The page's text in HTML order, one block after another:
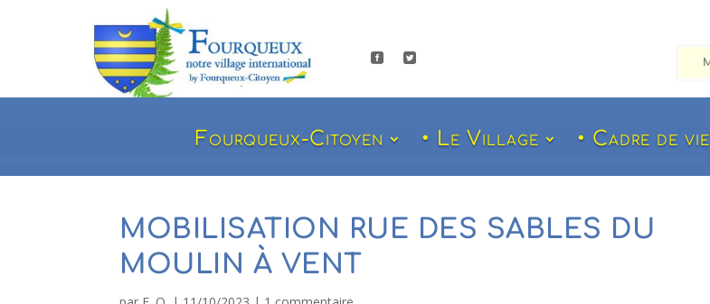
 
Fourqueux-Citoyen • Le Village • Cadre de vie
MOBILISATION RUE DES SABLES DU
MOULIN À VENT